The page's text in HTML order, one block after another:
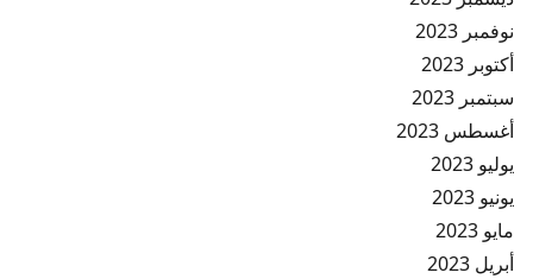
نوفمبر 2023
أكتوبر 2023
سبتمبر 2023
أغسطس 2023
يوليو 2023
يونيو 2023
مايو 2023
أبريل 2023